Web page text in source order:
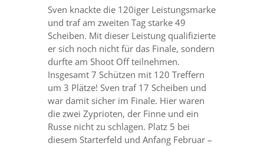
Sven knackte die 120iger Leistungsmarke
und traf am zweiten Tag starke 49
Scheiben. Mit dieser Leistung qualifizierte
er sich noch nicht für das Finale, sondern
durfte am Shoot Off teilnehmen.
Insgesamt 7 Schützen mit 120 Treffern
um 3 Plätze! Sven traf 17 Scheiben und
war damit sicher im Finale. Hier waren
die zwei Zyprioten, der Finne und ein
Russe nicht zu schlagen. Platz 5 bei
diesem Starterfeld und Anfang Februar –